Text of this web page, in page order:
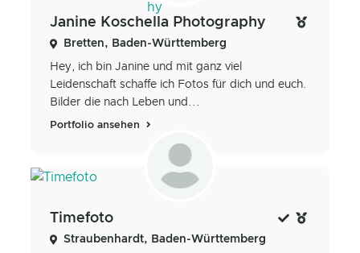
Janine Koschella Photography
Bretten, Baden-Württemberg
Hey, ich bin Janine und mit ganz viel
Leidenschaft schaffe ich Fotos für dich und euch.
Bilder die nach Leben und...
Portfolio ansehen
Timefoto
Straubenhardt, Baden-Württemberg